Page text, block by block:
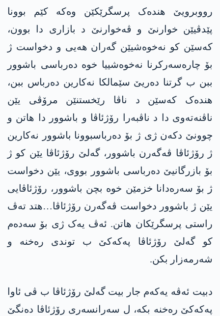
رووبرویێ هندەک پرسگرێکێن وەکە کێم بوونا
پێدڤیێن خوارنێ و ڤەخوارنێ د بازاری دا بوون،
کەسێن کو نەخوەشیێن گەران هەیی و دخواست ژ
بۆ چارەسەرکرنا نەخوەشییا خوە دەرباسی باشوور
ببن ب گرتنا دەریێ سێمالکا نەکارین دەرباس ببن،
هندەک کەسێن د ناڤا رێخستنێن مرۆڤی یێن
ناڤنەتەوی دا د ناڤبەرا رۆژئاڤا و باشوور دا هاتن و
چوونێ دکەن ژی ژ بۆ دەرباسبوونا باشوور نەکارین
ژ رۆژئاڤا ڤەگەرن باشوور، گەلێ رۆژئاڤا یێن کو ژ
بۆ بازرگانیێ دەرباسی باشوور بووی، یێن دخواست
ژ بۆ سەرەدانا خزمێن خوە بچن باشوور، رۆژئاڤایی
یێن ژ باشوور دخواست ڤەگەرن رۆژئاڤا…هتد تەڤ
راستی پرسگرێکان هاتن. ئەڤ یەک ژی بۆ سەدەم
کو گەلێ رۆژئاڤا پەکەکێ ب توندی رەخنە و
شەرمەزار بکن.
دبیت ئەڤە یەکەم جار بیت گەلێ رۆژئاڤا ب ڤی ئاوا
پەکەکێ رەخنە بکە، ل سەرانسەری رۆژئاڤا دەنگێ